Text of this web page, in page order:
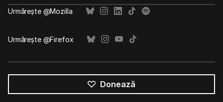
Urmărește @Mozilla
Urmărește @Firefox
Donează